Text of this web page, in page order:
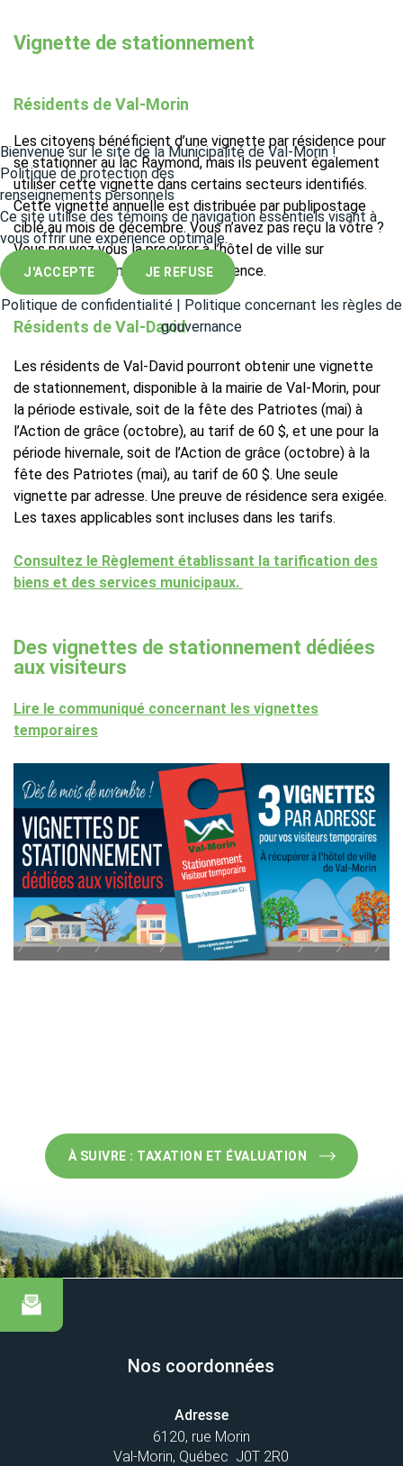
Vignette de stationnement
Résidents de Val-Morin
Les citoyens bénéficient d’une vignette par résidence pour
se stationner au lac Raymond, mais ils peuvent également
utiliser cette vignette dans certains secteurs identifiés.
Cette vignette annuelle est distribuée par publipostage
ciblé au mois de décembre. Vous n’avez pas reçu la vôtre ?
Vous pouvez vous la procurer à l’hôtel de ville sur
présentation d'une preuve de résidence.
Résidents de Val-David
Les résidents de Val-David pourront obtenir une vignette
de stationnement, disponible à la mairie de Val-Morin, pour
la période estivale, soit de la fête des Patriotes (mai) à
l’Action de grâce (octobre), au tarif de 60 $, et une pour la
période hivernale, soit de l’Action de grâce (octobre) à la
fête des Patriotes (mai), au tarif de 60 $. Une seule
vignette par adresse. Une preuve de résidence sera exigée.
Les taxes applicables sont incluses dans les tarifs.
Consultez le Règlement établissant la tarification des
biens et des services municipaux.
Des vignettes de stationnement dédiées
aux visiteurs
Lire le communiqué concernant les vignettes
temporaires
À SUIVRE : TAXATION ET ÉVALUATION
Nos coordonnées
Adresse
6120, rue Morin
Val-Morin, Québec J0T 2R0
Bienvenue sur le site de la Municipalité de Val-Morin !
Politique de protection des
renseignements personnels
Ce site utilise des témoins de navigation essentiels visant à
vous offrir une expérience optimale.
J'ACCEPTE JE REFUSE
Politique de confidentialité | Politique concernant les règles de
gouvernance